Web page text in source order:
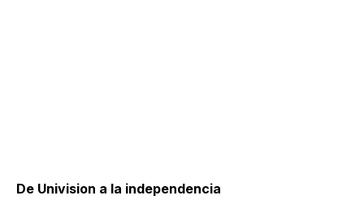
De Univision a la independencia